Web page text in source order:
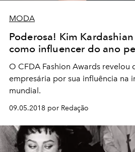
MODA
Poderosa! Kim
como influencer do ano
O CFDA Fashion Awards revelou
empresária por sua influência na
mundial.
09.05.2018 por Redação